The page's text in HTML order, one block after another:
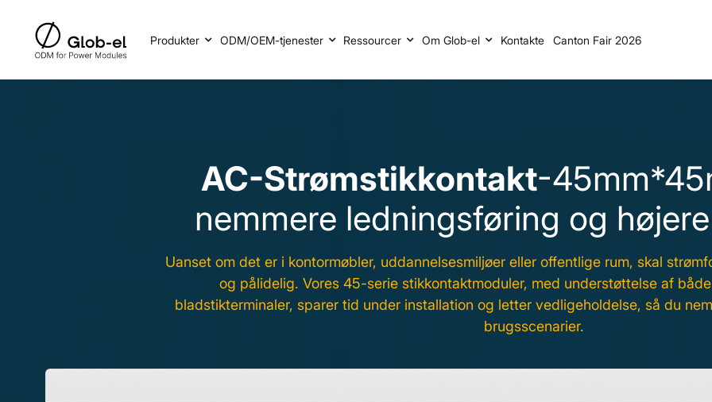
Produkter ODM/OEM-tjenester Ressourcer Om Glob-el Kontakte Canton Fair 2026
Uanset om det er i kontormøbler, uddannelsesmiljøer eller offentlige rum, skal
og pålidelig. Vores 45-serie stikkontaktmoduler, med understøttelse af
bladstikterminaler, sparer tid under installation og letter vedligeholdelse, så du
brugsscenarier.
AC-Strømstikkontakt-
nemmere ledningsføring og